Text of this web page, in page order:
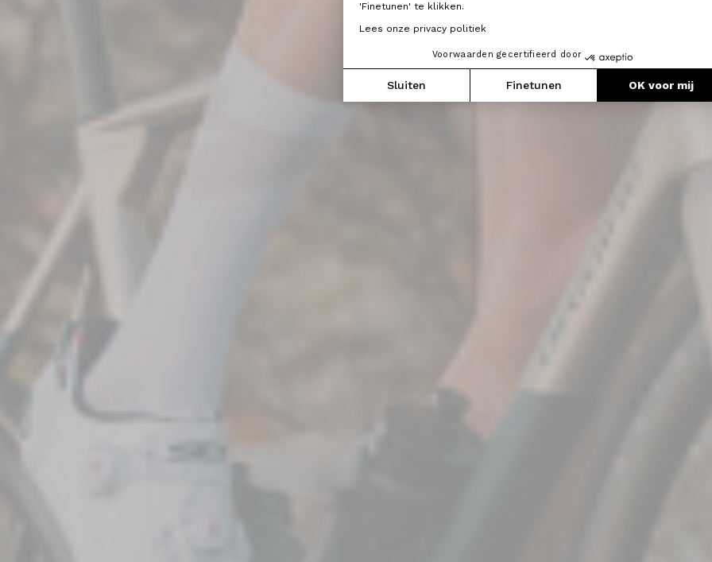
'Finetunen' te klikken.
Lees onze privacy politiek
Voorwaarden gecertifieerd door
Sluiten Finetunen OK voor mij